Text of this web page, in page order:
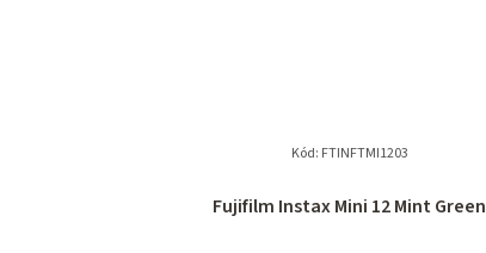
Fujifilm Instax Mini 12 Mint Green
Kód: FTINFTMI1203